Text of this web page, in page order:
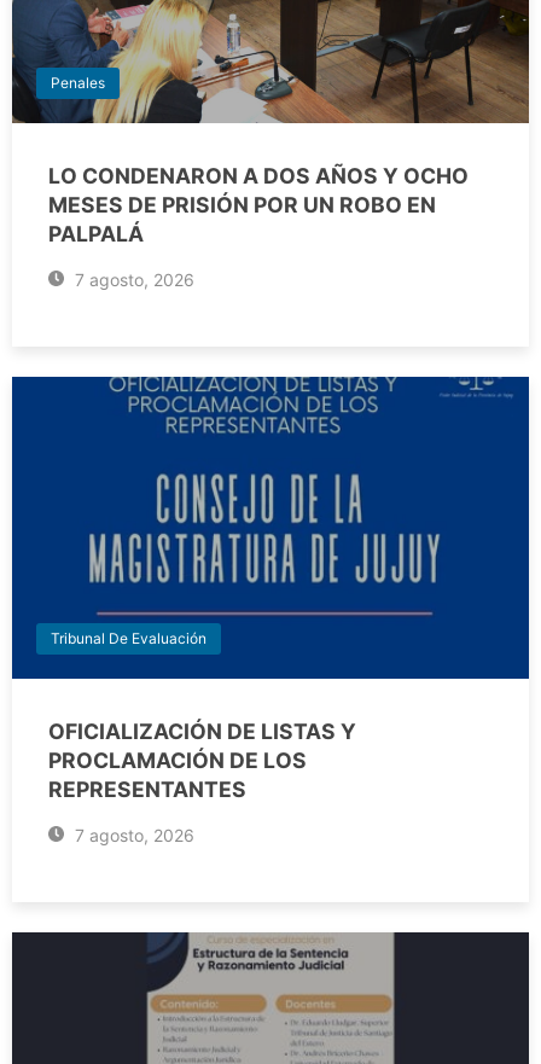
Penales
LO CONDENARON A DOS AÑOS Y OCHO
MESES DE PRISIÓN POR UN ROBO EN
PALPALÁ
7 agosto, 2026
Tribunal De Evaluación
OFICIALIZACIÓN DE LISTAS Y
PROCLAMACIÓN DE LOS
REPRESENTANTES
7 agosto, 2026